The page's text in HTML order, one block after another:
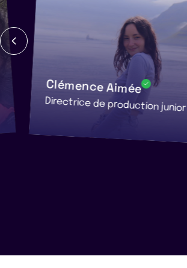
Clémence Aimée
Directrice de production junior